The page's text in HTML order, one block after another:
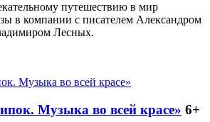
путешествию в мир
в компании с писателем Александром
Лесных.
Музыка во всей красе» 6+